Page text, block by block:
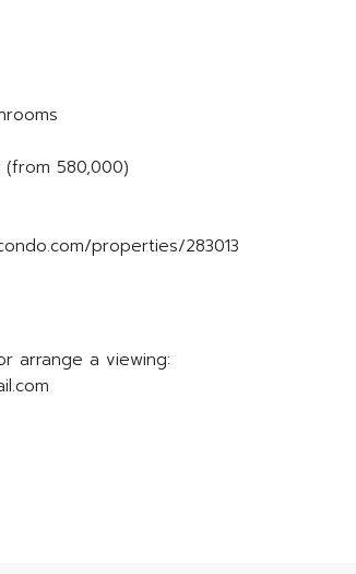
580,000)
properties/283013
arrange a viewing: